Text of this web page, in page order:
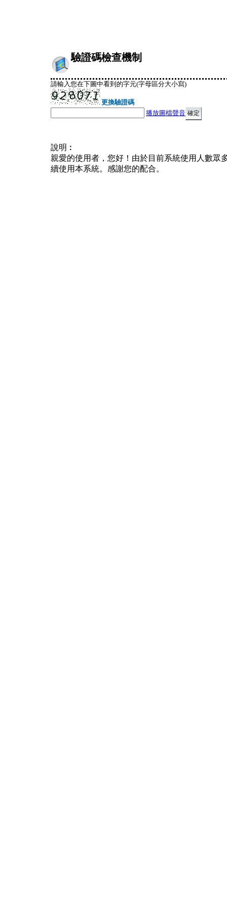
驗證碼檢查機制
請輸入您在下圖中看到的字元(字母區分大小寫)
更換驗證碼
播放圖檔聲音
說明︰
親愛的使用者，您好！由於目前系統使用人數眾
續使用本系統。感謝您的配合。